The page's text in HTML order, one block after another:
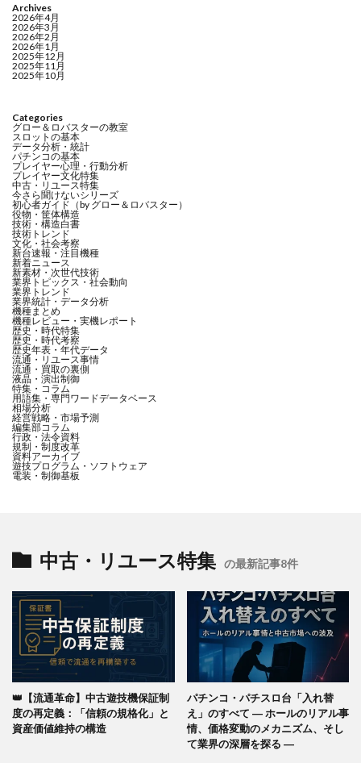
Archives
2026年4月
2026年3月
2026年2月
2026年1月
2025年12月
2025年11月
2025年10月
Categories
グロー＆ロバスターの教室
スロットの基本
データ分析・統計
パチンコの基本
プレイヤー心理・行動分析
プレイヤー文化特集
中古・リユース特集
今さら聞けないシリーズ
初心者ガイド（by グロー＆ロバスター）
役物・筐体構造
技術・構造白書
技術トレンド
文化・社会考察
新台速報・注目機種
新着ニュース
新素材・次世代技術
業界トピックス・社会動向
業界トレンド
業界統計・データ分析
機種まとめ
機種レビュー・実機レポート
歴史・時代特集
歴史・時代考察
歴史年表・年代データ
流通・リユース事情
流通・買取の裏側
液晶・演出制御
特集・コラム
用語集・専門ワードデータベース
相場分析
経営戦略・市場予測
編集部コラム
行政・法令資料
規制・制度改革
資料アーカイブ
遊技プログラム・ソフトウェア
電装・制御基板
中古・リユース特集 の最新記事8件
👑【流通革命】中古遊技機保証制
度の再定義：「信頼の規格化」と
資産価値維持の構造
パチンコ・パチスロ台「入れ替
え」のすべて ― ホールのリアル事
情、価格変動のメカニズム、そし
て業界の深層を探る ―